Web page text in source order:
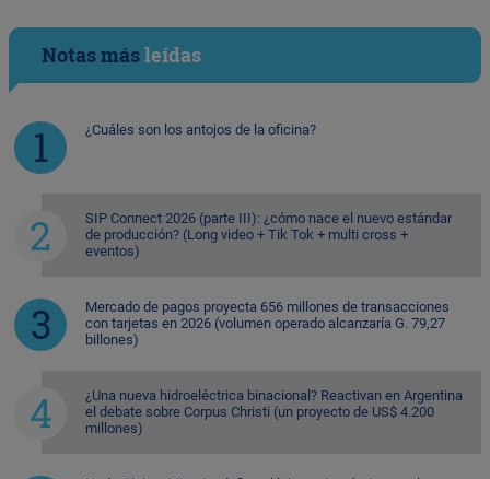
Notas másleídas
¿Cuáles son los antojos de la oficina?
SIP Connect 2026 (parte III): ¿cómo nace el nuevo estándar
de producción? (Long video + Tik Tok + multi cross +
eventos)
Mercado de pagos proyecta 656 millones de transacciones
con tarjetas en 2026 (volumen operado alcanzaría G. 79,27
billones)
¿Una nueva hidroeléctrica binacional? Reactivan en Argentina
el debate sobre Corpus Christi (un proyecto de US$ 4.200
millones)